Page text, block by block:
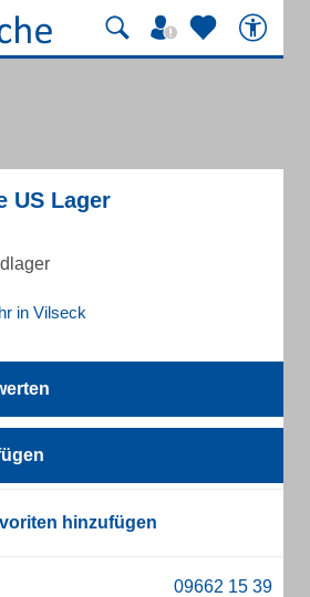
US Lager
in Vilseck
hinzufügen